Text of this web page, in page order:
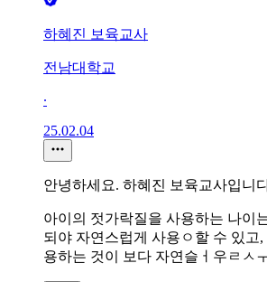
하혜진 보육교사
전남대학교
∙
25.02.04
안녕하세요. 하혜진 보육교사입니
아이의 젓가락질을 사용하는 나이
되야 자연스럽게 사용ㅇ할 수 있고
용하는 것이 보다 자연슬ㅓ우ㄹㅅ